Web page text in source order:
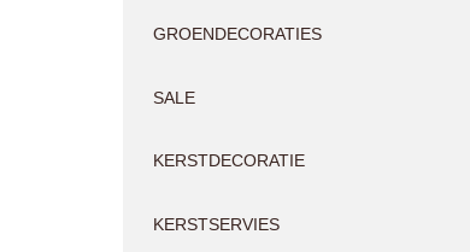
GROENDECORATIES
SALE
KERSTDECORATIE
KERSTSERVIES